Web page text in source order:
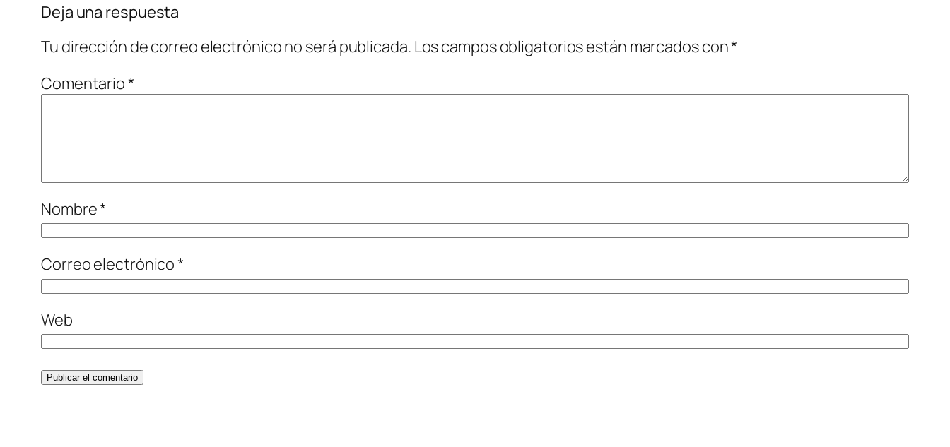
Deja una respuesta
Tu dirección de correo electrónico no será publicada. Los campos obligatorios están marcados con*
Comentario*
Nombre*
Correo electrónico*
Web